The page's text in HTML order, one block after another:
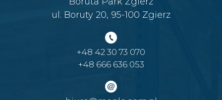
ul. Boruty 20, 95-100 Zgierz
+48 42 30 73 070
+48 666 636 053